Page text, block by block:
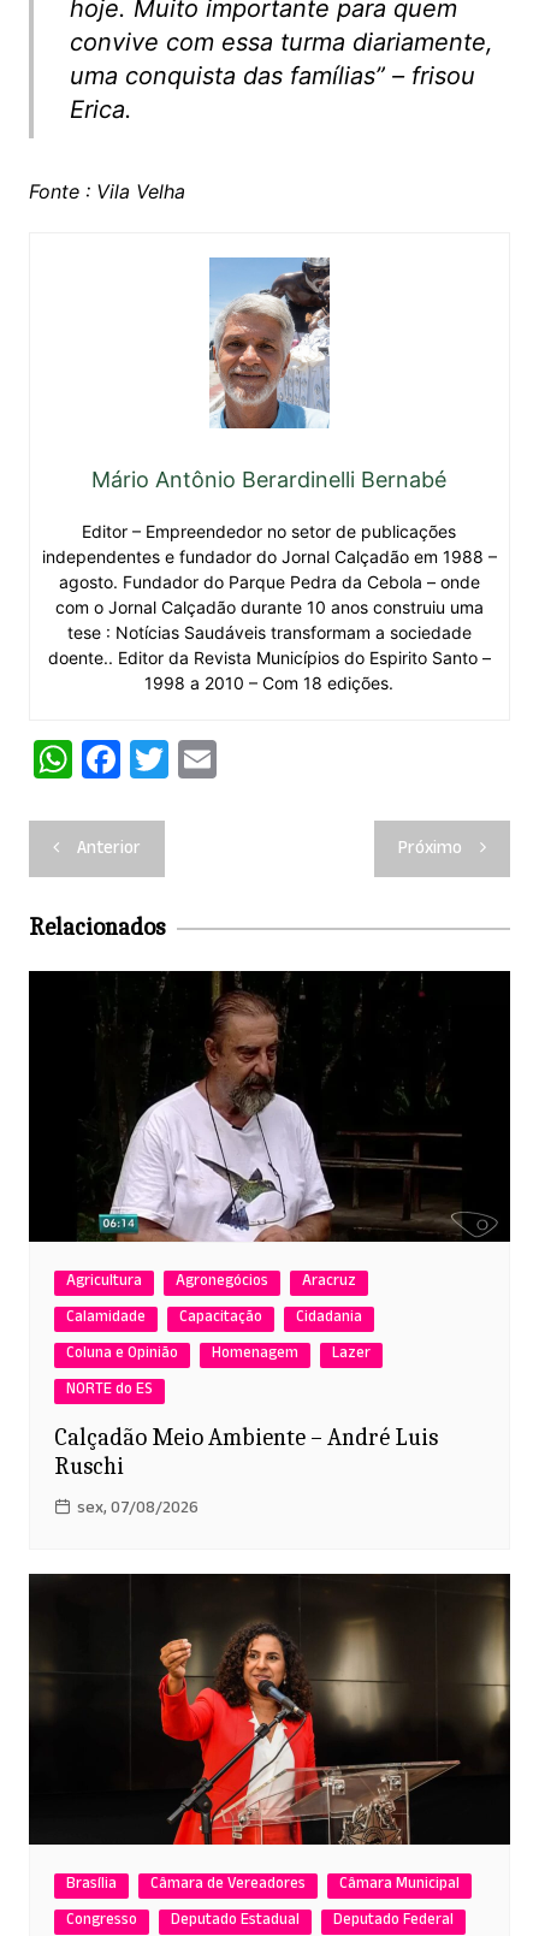
hoje. Muito importante para quem
convive com essa turma diariamente,
uma conquista das famílias” – frisou
Erica.
Fonte : Vila Velha
Mário Antônio Berardinelli Bernabé
Editor – Empreendedor no setor de publicações
independentes e fundador do Jornal Calçadão em 1988 –
agosto. Fundador do Parque Pedra da Cebola – onde
com o Jornal Calçadão durante 10 anos construiu uma
tese : Notícias Saudáveis transformam a sociedade
doente.. Editor da Revista Municípios do Espirito Santo –
1998 a 2010 – Com 18 edições.
W
at
s
A
p
F
c
e
b
o
T E
Navegação
de
Post
Anterior Próximo
Relacionados
Agricultura Agronegócios
Aracruz
Calamidade
Capacitação
Cidadania
Coluna e Opinião
Homenagem
Lazer
NORTE do ES
Calçadão Meio Ambiente – André Luis
Ruschi
sex, 07/08/2026
Brasília Câmara de Vereadores
Câmara Municipal
Congresso
Deputado Estadual
Deputado Federal